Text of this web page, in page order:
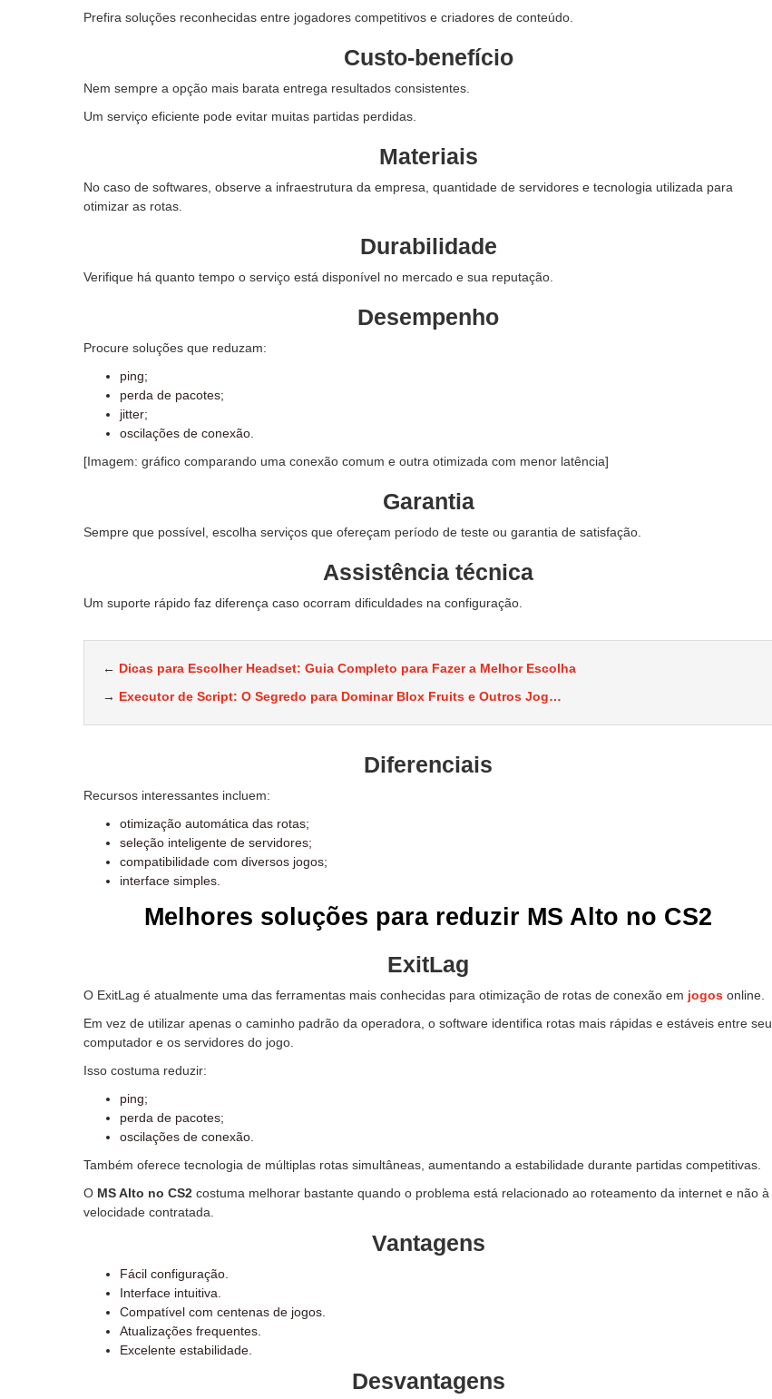
Prefira soluções reconhecidas entre jogadores competitivos e criadores de conteúdo.
Custo-benefício
Nem sempre a opção mais barata entrega resultados consistentes.
Um serviço eficiente pode evitar muitas partidas perdidas.
Materiais
No caso de softwares, observe a infraestrutura da empresa, quantidade de servidores e tecnologia utilizada para
otimizar as rotas.
Durabilidade
Verifique há quanto tempo o serviço está disponível no mercado e sua reputação.
Desempenho
Procure soluções que reduzam:
ping;
perda de pacotes;
jitter;
oscilações de conexão.
[Imagem: gráfico comparando uma conexão comum e outra otimizada com menor latência]
Garantia
Sempre que possível, escolha serviços que ofereçam período de teste ou garantia de satisfação.
Assistência técnica
Um suporte rápido faz diferença caso ocorram dificuldades na configuração.
← Dicas para Escolher Headset: Guia Completo para Fazer a Melhor Escolha
→ Executor de Script: O Segredo para Dominar Blox Fruits e Outros Jog…
Diferenciais
Recursos interessantes incluem:
otimização automática das rotas;
seleção inteligente de servidores;
compatibilidade com diversos jogos;
interface simples.
Melhores soluções para reduzir MS Alto no CS2
ExitLag
O ExitLag é atualmente uma das ferramentas mais conhecidas para otimização de rotas de conexão em jogos online.
Em vez de utilizar apenas o caminho padrão da operadora, o software identifica rotas mais rápidas e estáveis entre seu
computador e os servidores do jogo.
Isso costuma reduzir:
ping;
perda de pacotes;
oscilações de conexão.
Também oferece tecnologia de múltiplas rotas simultâneas, aumentando a estabilidade durante partidas competitivas.
O MS Alto no CS2 costuma melhorar bastante quando o problema está relacionado ao roteamento da internet e não à
velocidade contratada.
Vantagens
Fácil configuração.
Interface intuitiva.
Compatível com centenas de jogos.
Atualizações frequentes.
Excelente estabilidade.
Desvantagens